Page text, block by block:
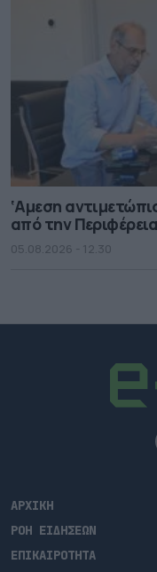
‘Αμεση
από την
05.08.2026 - 12.30
ΑΡΧΙΚΗ
ΡΟΗ ΕΙΔΗΣΕΩΝ
ΕΠΙΚΑΙΡΟΤΗΤΑ